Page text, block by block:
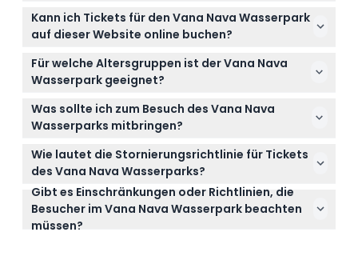
Der Vana Nava Wasserpark hat täglich von 11:00 bis
17:00 Uhr geöffnet (Änderungen vorbehalten – bitte
Kann ich Tickets für den Vana Nava Wasserpark
auf dieser Website online buchen?
Ja, Sie können Ihre Tickets für den Vana Nava
Wasserpark ganz einfach hier online buchen. Es wird
empfohlen, mindestens 4 Stunden vor Ihrem
Besuch zu buchen, um den Einlass zu garantieren.
Für welche Altersgruppen ist der Vana Nava
Wasserpark geeignet?
Der Park heißt Gäste im Alter von 4 bis 99 Jahren
willkommen und bietet Fahrgeschäfte und
Attraktionen, die sowohl für Kinder (4–12 Jahre) als
auch für Erwachsene (13–99 Jahre) geeignet sind.
Was sollte ich zum Besuch des Vana Nava
Wasserparks mitbringen?
Bringen Sie Ihre Badebekleidung, ein Handtuch,
Sonnenschutz und wasserdichte Schuhe mit, um
die Wasserfahrten und das Dschungelumfeld voll
zu genießen.
Wie lautet die Stornierungsrichtlinie für Tickets
des Vana Nava Wasserparks?
Tickets für den Vana Nava Wasserpark sind nicht
erstattungsfähig und können nicht storniert
werden. Seien Sie daher vor der Buchung sicher mit
Gibt es Einschränkungen oder Richtlinien, die
Besucher im Vana Nava Wasserpark beachten
müssen?